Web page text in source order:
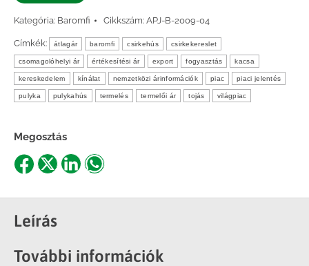
Kategória: Baromfi Cikkszám: APJ-B-2009-04
Címkék: átlagár baromfi csirkehús csirkekereslet
csomagolóhelyi ár értékesítési ár export fogyasztás kacsa
kereskedelem kínálat nemzetközi árinformációk piac piaci jelentés
pulyka pulykahús termelés termelői ár tojás világpiac
Megosztás
Share
Facebook
Share
X
ShareShare
Leírás
További információk